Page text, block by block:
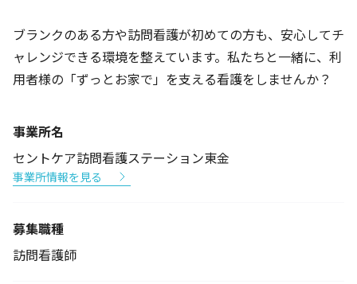
ブランクのある方や訪問看護が初めての方も、安心してチ
ャレンジできる環境を整えています。私たちと一緒に、利
用者様の「ずっとお家で」を支える看護をしませんか？
事業所名
セントケア訪問看護ステーション東金
事業所情報を見る
募集職種
訪問看護師